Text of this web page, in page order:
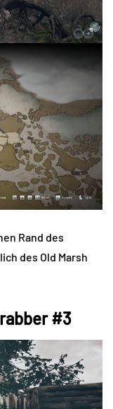
Rand des
des Old Marsh
#3